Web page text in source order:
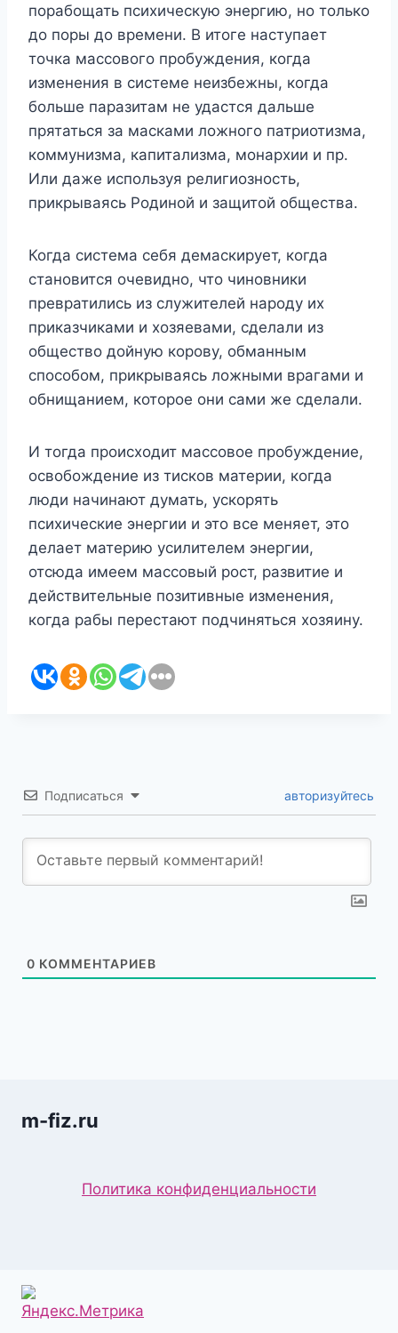
порабощать психическую энергию, но только
до поры до времени. В итоге наступает
точка массового пробуждения, когда
изменения в системе неизбежны, когда
больше паразитам не удастся дальше
прятаться за масками ложного патриотизма,
коммунизма, капитализма, монархии и пр.
Или даже используя религиозность,
прикрываясь Родиной и защитой общества.
Когда система себя демаскирует, когда
становится очевидно, что чиновники
превратились из служителей народу их
приказчиками и хозяевами, сделали из
общество дойную корову, обманным
способом, прикрываясь ложными врагами и
обнищанием, которое они сами же сделали.
И тогда происходит массовое пробуждение,
освобождение из тисков материи, когда
люди начинают думать, ускорять
психические энергии и это все меняет, это
делает материю усилителем энергии,
отсюда имеем массовый рост, развитие и
действительные позитивные изменения,
когда рабы перестают подчиняться хозяину.
Подписаться авторизуйтесь
0 КОММЕНТАРИЕВ
m-fiz.ru
Политика конфиденциальности